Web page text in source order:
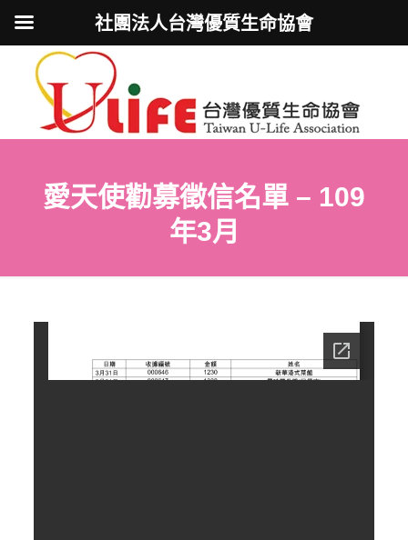
愛天使勸募徵信名單 – 109
年3月
社團法人台灣優質生命協會